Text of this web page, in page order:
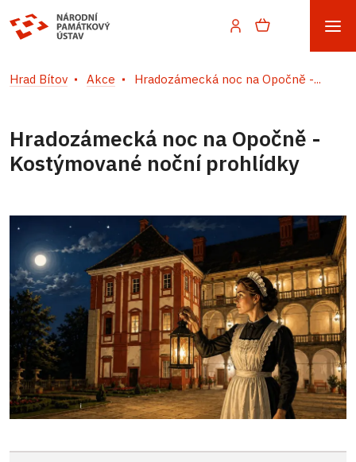
Hrad Bítov Akce Hradozámecká noc na Opočně -...
Hradozámecká noc na Opočně -
Kostýmované noční prohlídky